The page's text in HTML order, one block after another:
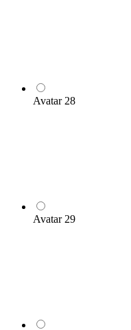
Avatar 28
Avatar 29